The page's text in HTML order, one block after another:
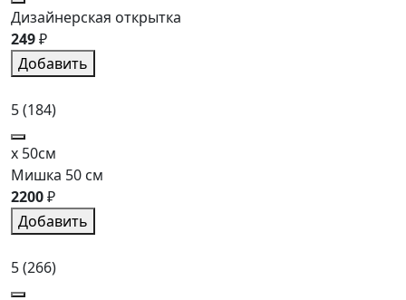
Дизайнерская открытка
249₽
Добавить
5(184)
x 50см
Мишка 50 см
2200₽
Добавить
5(266)